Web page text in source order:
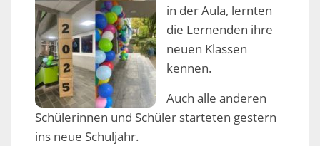
in der Aula, lernten
die Lernenden ihre
neuen Klassen
kennen.
Auch alle anderen
Schülerinnen und Schüler starteten gestern
ins neue Schuljahr.